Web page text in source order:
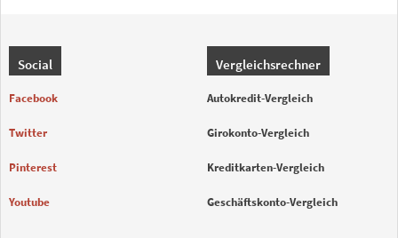
Social
Facebook
Twitter
Pinterest
Youtube
Vergleichsrechner
Autokredit-Vergleich
Girokonto-Vergleich
Kreditkarten-Vergleich
Geschäftskonto-Vergleich